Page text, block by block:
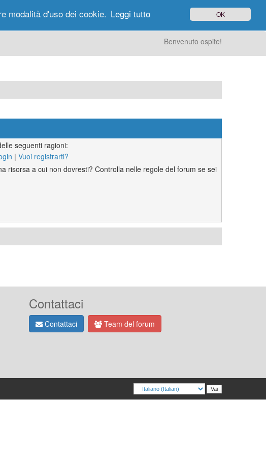
Messaggi di Oggi Ricerca Utenti
Benvenuto ospite!
seguenti ragioni:
| Vuoi registrarti?
risorsa a cui non dovresti? Controlla nelle regole del forum se sei
Contattaci
Contattaci Team del forum
modalità d'uso dei cookie. Leggi tutto OK